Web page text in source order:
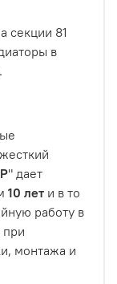
секции 81
в
" дает
10 лет и в то
работу в
при
монтажа и